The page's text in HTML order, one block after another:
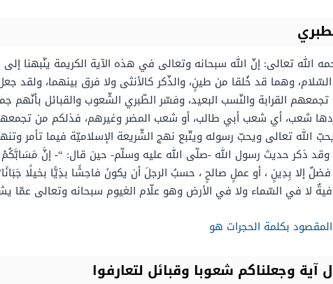
الله تعالى: إنّ الله سبحانه وتعالى في هذه الآية الكريمة
وهما قد خُلقا من طينٍ، والذّكر كالأنثى ولا فرق بينهما، ولقد
القرابة والنّسب البعيد، وفسّر الطّبري الشّعوب والقبائل بأنّهم
شعب، أي شعب أبي طالب، أو شعب المضر وغيرهم، فذلكم من تجمعهم
الله تعالى ويحبّ رسوله ويتّبع نهج الشّريعة الإسلاميّة فيما تأمر
وقد ذكر حديث رسول الله -صلّى الله عليه وسلّم- حين قال: “- إنَّ
إلا بِدِينٍ ، أو عملٍ صالحٍ ، حسبُ الرجلَ أن يكونَ فاحِشًا بذِيًّا بخيلًا
لا في السّماء ولا في الأرض وهو علّام الغيوم سبحانه وتعالى عمّا
المقصود بكلمة الحجرات هو
وجعلناكم شعوبا وقبائل لتعارفوا